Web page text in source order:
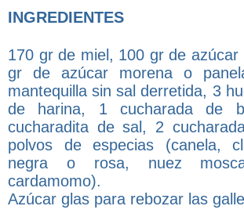
INGREDIENTES
170 gr de miel, 100 gr de azúcar
gr de azúcar morena o
mantequilla sin sal derretida, 3
de harina, 1 cucharada de
cucharadita de sal, 2
polvos de especias (canela,
negra o rosa, nuez
cardamomo).
Azúcar glas para rebozar las